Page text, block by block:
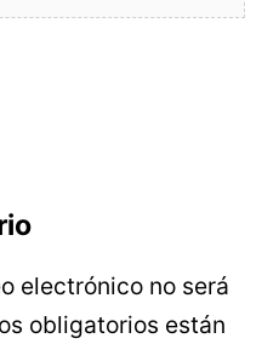
electrónico no será
obligatorios están